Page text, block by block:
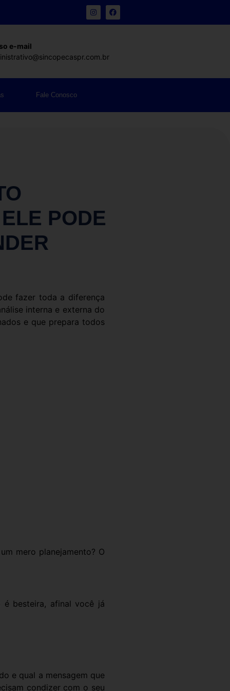
e-mail
Fale Conosco
PODE
fazer toda a diferença
interna e externa do
e que prepara todos
mero planejamento? O
é besteira, afinal você já
e qual a mensagem que
condizer com o seu